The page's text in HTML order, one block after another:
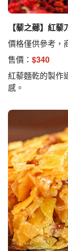
【藜之薌】紅藜
價格僅供參考，
售價： $340
紅藜麵乾的製作
感。